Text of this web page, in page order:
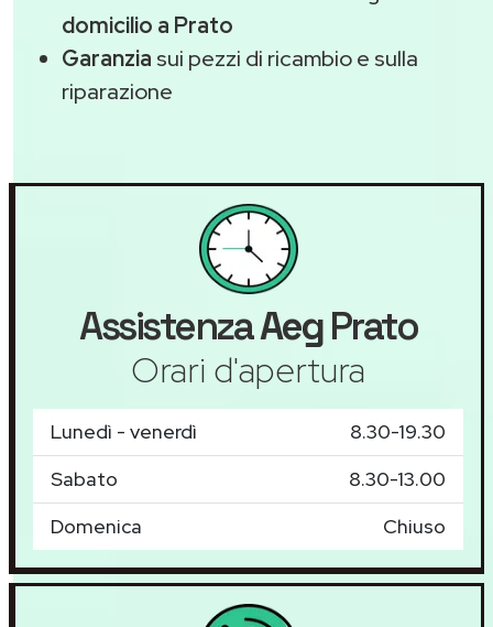
domicilio a Prato
Garanzia sui pezzi di ricambio e sulla
riparazione
AssistenzaAegPrato
Orari d'apertura
Lunedì - venerdì
8.30-19.30
Sabato
8.30-13.00
Domenica
Chiuso